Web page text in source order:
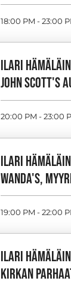
18:00 PM - 23:00
ILARI
JOHN SCOTT'S
20:00 PM - 23:00
ILARI
WANDA'S,
19:00 PM - 22:00
ILARI
KIRKAN